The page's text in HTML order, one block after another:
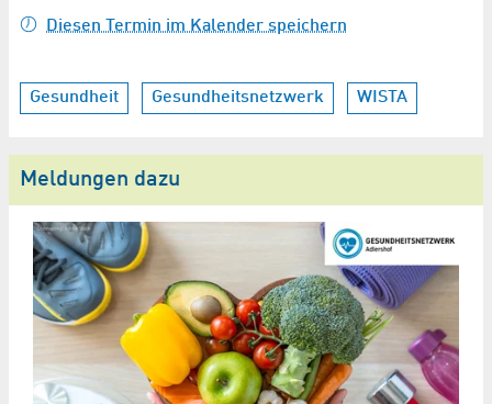
Diesen Termin im Kalender speichern
Gesundheit Gesundheitsnetzwerk WISTA
Meldungen dazu